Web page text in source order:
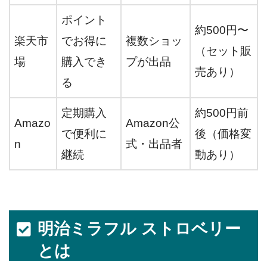
楽天市
場
ポイント
でお得に
購入でき
る
複数ショッ
プが出品
約500円〜
（セット販
売あり）
Amazo
n
定期購入
で便利に
継続
Amazon公
式・出品者
約500円前
後（価格変
動あり）
明治ミラフル ストロベリー
とは